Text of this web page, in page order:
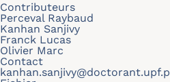
Contributeurs
Perceval Raybaud
Kanhan Sanjivy
Franck Lucas
Olivier Marc
Contact